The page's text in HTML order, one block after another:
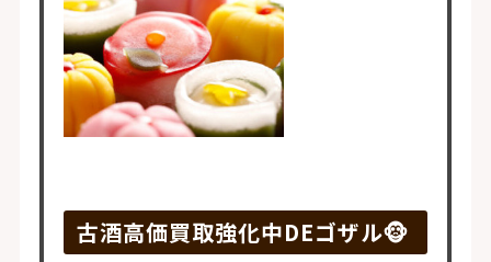
古酒高価買取強化中DEゴザル🐵